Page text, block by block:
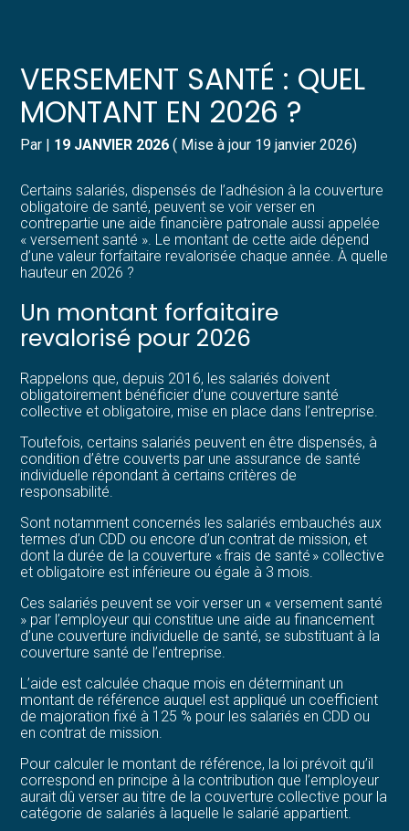
Gérer votre quotidien
Piloter votre entreprise
Développer votre entreprise
Construire votre patrimoine
Structurer votre croissance
Être prêt pour la facturation
électronique
Suivre votre comptabilité
Gérer vos ressources humaines
Dématérialiser vos documents
VERSEMENT SANTÉ : QUEL
MONTANT EN 2026 ?
Par | 19 JANVIER 2026 ( Mise à jour 19 janvier 2026)
Certains salariés, dispensés de l’adhésion à la couverture
obligatoire de santé, peuvent se voir verser en
contrepartie une aide financière patronale aussi appelée
« versement santé ». Le montant de cette aide dépend
d’une valeur forfaitaire revalorisée chaque année. À quelle
hauteur en 2026 ?
Un montant forfaitaire
revalorisé pour 2026
Rappelons que, depuis 2016, les salariés doivent
obligatoirement bénéficier d’une couverture santé
collective et obligatoire, mise en place dans l’entreprise.
Toutefois, certains salariés peuvent en être dispensés, à
condition d’être couverts par une assurance de santé
individuelle répondant à certains critères de
responsabilité.
Sont notamment concernés les salariés embauchés aux
termes d’un CDD ou encore d’un contrat de mission, et
dont la durée de la couverture « frais de santé » collective
et obligatoire est inférieure ou égale à 3 mois.
Ces salariés peuvent se voir verser un « versement santé
» par l’employeur qui constitue une aide au financement
d’une couverture individuelle de santé, se substituant à la
couverture santé de l’entreprise.
L’aide est calculée chaque mois en déterminant un
montant de référence auquel est appliqué un coefficient
de majoration fixé à 125 % pour les salariés en CDD ou
en contrat de mission.
Pour calculer le montant de référence, la loi prévoit qu’il
correspond en principe à la contribution que l’employeur
aurait dû verser au titre de la couverture collective pour la
catégorie de salariés à laquelle le salarié appartient.